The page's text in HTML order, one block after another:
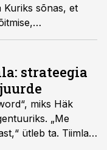
Kuriks sõnas, et
jäämise asemel
strateegia
miks Häk
„Me
ütleb ta. Tiimla